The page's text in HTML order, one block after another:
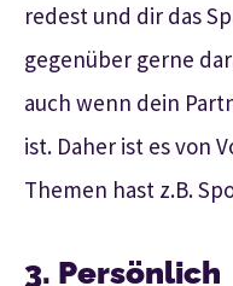
redest und dir das
gegenüber gerne
auch wenn dein
ist. Daher ist es von
Themen hast z.B.
3. Persönlich